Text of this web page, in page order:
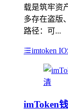
载是筑牢资
多存在盗版
路径：可...
imtoken
imToken